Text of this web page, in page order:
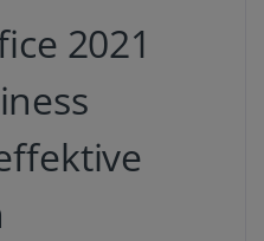
2021